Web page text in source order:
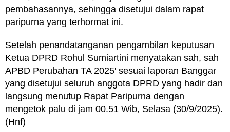
pembahasannya, sehingga disetujui dalam rapat
paripurna yang terhormat ini.
Setelah penandatanganan pengambilan keputusan
Ketua DPRD Rohul Sumiartini menyatakan sah, sah
APBD Perubahan TA 2025' sesuai laporan Banggar
yang disetujui seluruh anggota DPRD yang hadir dan
langsung menutup Rapat Paripurna dengan
mengetok palu di jam 00.51 Wib, Selasa (30/9/2025).
(Hnf)